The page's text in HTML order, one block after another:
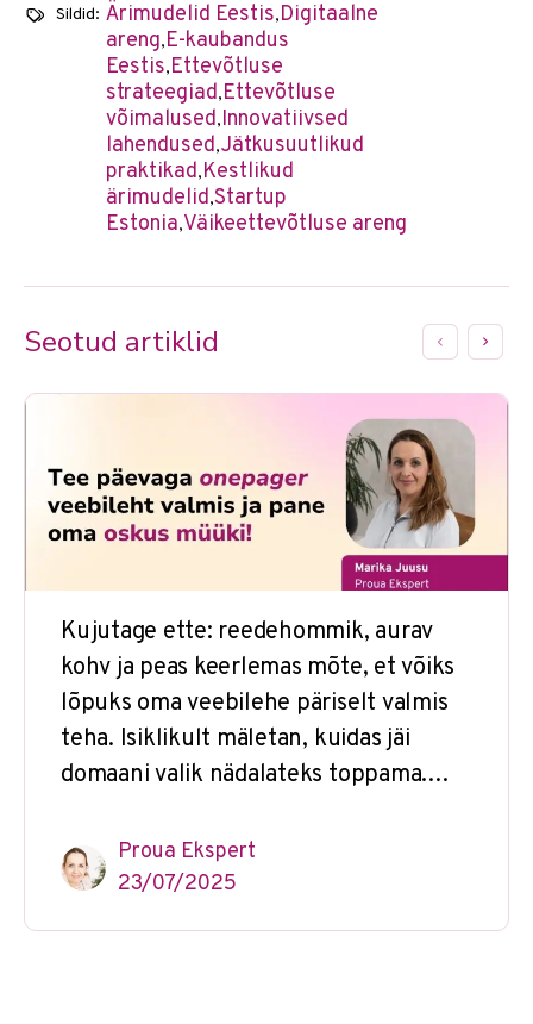
Sildid: Ärimudelid Eestis,Digitaalne
areng,E-kaubandus
Eestis,Ettevõtluse
strateegiad,Ettevõtluse
võimalused,Innovatiivsed
lahendused,Jätkusuutlikud
praktikad,Kestlikud
ärimudelid,Startup
Estonia,Väikeettevõtluse areng
Seotud artiklid
Kujutage ette: reedehommik, aurav
kohv ja peas keerlemas mõte, et võiks
lõpuks oma veebilehe päriselt valmis
teha. Isiklikult mäletan, kuidas jäi
domaani valik nädalateks toppama.…
Proua Ekspert
23/07/2025